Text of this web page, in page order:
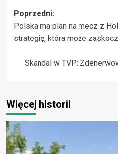
Zobacz
wpisy
Poprzedni:
Polska ma plan na mecz z
strategię, która może
Skandal w TVP:
Więcej historii